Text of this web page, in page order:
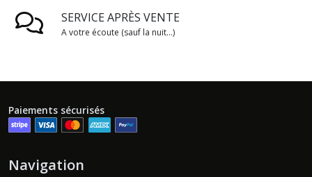
SERVICE APRÈS VENTE
A votre écoute (sauf la nuit...)
Paiements sécurisés
Navigation